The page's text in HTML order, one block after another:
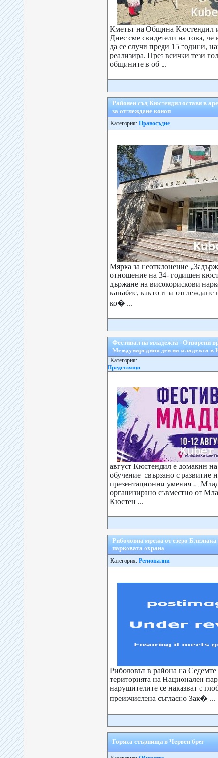
Кметът на Община Кюстендил
Днес сме свидетели на това, че
да се случи преди 15 години,
реализира. През всички тези
общините в об ...
Районен съд Кюстендил остави в
за отглеждане коноп
Категория: Правосъдие
Мярка за неотклонение
отношение на 34- годишен
държане на високорискови
канабис, както и за отглеждане
ко� ...
Фестивал на младежта - Отворени
Международния ден на младежта в
Категория:
Предстоящо
август Кюстендил е домакин
обучение свързано с развитие
презентационни умения -
организирано съвместно от
Кюстен ...
Риболовна мрежа от езеро Близнака
парковата охрана
Категория: Регионални
Риболовът в района на Седемте
територията на Национален
нарушителите се наказват с
преизчислена съгласно Зак� ...
Горяха стърнища в Червен брег